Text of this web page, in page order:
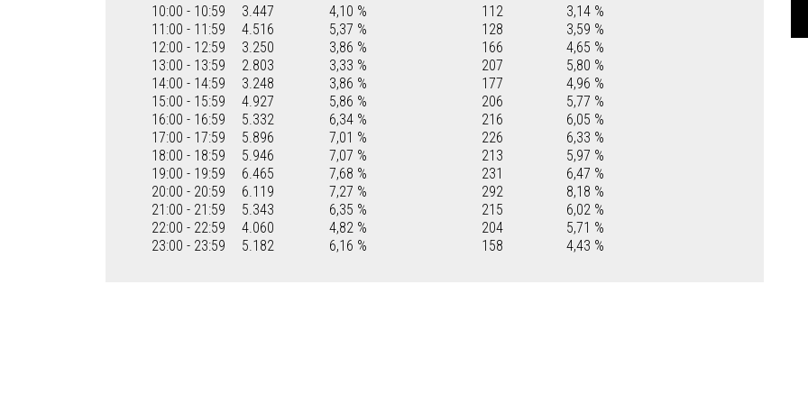
10:00 - 10:59
3.447 4,10 % 112
3,14 %
11:00 - 11:59
4.516 5,37 % 128
3,59 %
12:00 - 12:59
3.250 3,86 % 166
4,65 %
13:00 - 13:59
2.803 3,33 % 207
5,80 %
14:00 - 14:59
3.248 3,86 % 177
4,96 %
15:00 - 15:59
4.927 5,86 % 206
5,77 %
16:00 - 16:59
5.332 6,34 % 216
6,05 %
17:00 - 17:59
5.896 7,01 % 226
6,33 %
18:00 - 18:59
5.946 7,07 % 213
5,97 %
19:00 - 19:59
6.465 7,68 % 231
6,47 %
20:00 - 20:59
6.119 7,27 % 292
8,18 %
21:00 - 21:59
5.343 6,35 % 215
6,02 %
22:00 - 22:59
4.060 4,82 % 204
5,71 %
23:00 - 23:59
5.182 6,16 % 158 4,43 %